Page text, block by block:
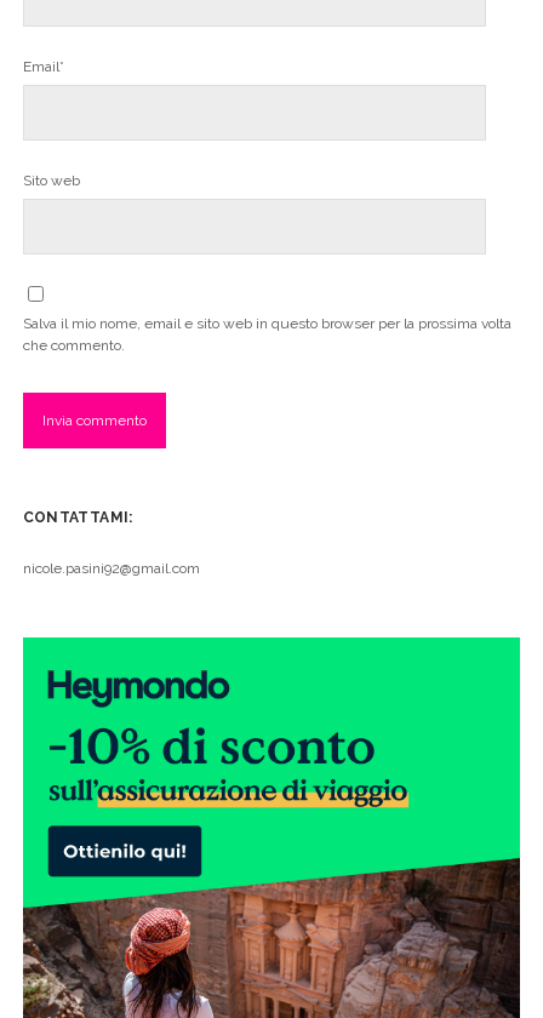
Email*
Sito web
Salva il mio nome, email e sito web in questo browser per la prossima volta
che commento.
CONTATTAMI:
nicole.pasini92@gmail.com